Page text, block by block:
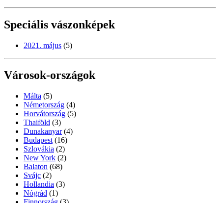
Speciális vászonképek
2021. május (5)
Városok-országok
Málta (5)
Németország (4)
Horvátország (5)
Thaiföld (3)
Dunakanyar (4)
Budapest (16)
Szlovákia (2)
New York (2)
Balaton (68)
Svájc (2)
Hollandia (3)
Nógrád (1)